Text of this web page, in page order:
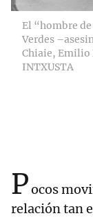
El “hombre
Verdes
Chiaie, Emilio
INTXUSTA
Pocos
relación tan